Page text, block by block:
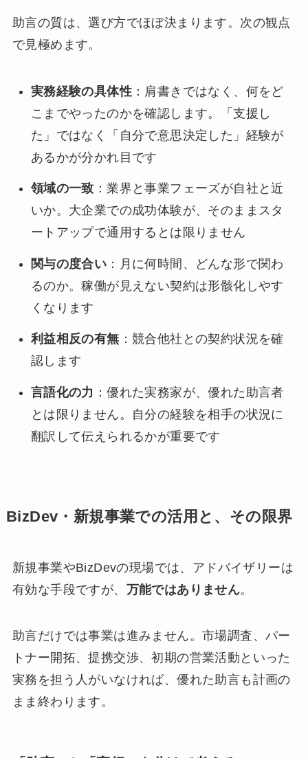
助言の質は、選び方でほぼ決まります。次の観点
で見極めます。
実務経験の具体性 ：肩書きではなく、何をど
こまでやったのかを確認します。「支援し
た」ではなく「自分で意思決定した」経験が
あるかが分かれ目です
領域の一致 ：業界と事業フェーズが自社と近
いか。大企業での成功体験が、そのままスタ
ートアップで通用するとは限りません
関与の度合い ：月に何時間、どんな形で関わ
るのか。稼働が見えない契約は形骸化しやす
くなります
利益相反の有無 ：競合他社との契約状況を確
認します
言語化の力 ：優れた実務家が、優れた助言者
とは限りません。自分の経験を相手の状況に
翻訳して伝えられるかが重要です
BizDev・新規事業での活用と、その限界
新規事業やBizDevの現場では、アドバイザリーは
有効な手段ですが、 万能ではありません。
助言だけでは事業は進みません。市場調査、パー
トナー開拓、提携交渉、初期の営業活動といった
実務を担う人がいなければ、優れた助言も計画の
まま終わります。